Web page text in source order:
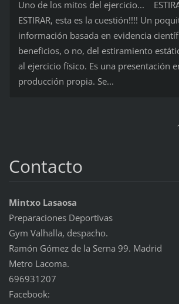
Uno de los mitos del ejercicio...
ESTIRAR, esta es la cuestión!!!! Un
información basada en evidencia
beneficios, o no, del estiramiento
al ejercicio físico. Es una presentación
producción propia. Se...
Contacto
Mintxo Lasaosa
Preparaciones Deportivas
Gym Valhalla, despacho.
Ramón Gómez de la Serna 99. Madrid
Metro Lacoma.
696931207
Facebook: